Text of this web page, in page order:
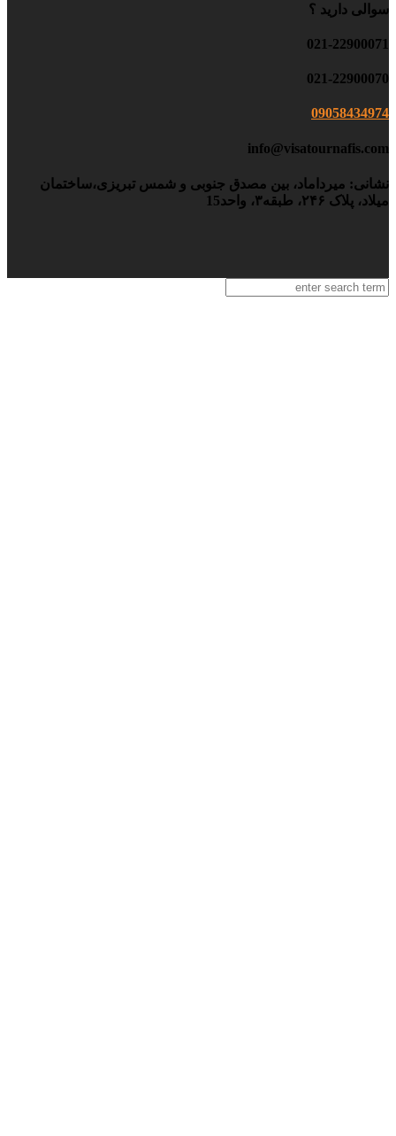
سوالی دارید ؟
021-22900071
021-22900070
09058434974
info@visatournafis.com
نشانی: میرداماد، بین مصدق جنوبی و شمس تبریزی،ساختمان
میلاد، پلاک ۲۴۶، طبقه۳، واحد15